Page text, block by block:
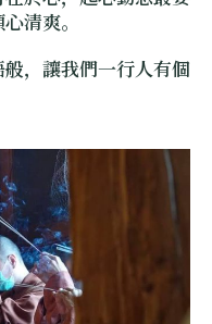
清爽。
，讓我們一行人有個